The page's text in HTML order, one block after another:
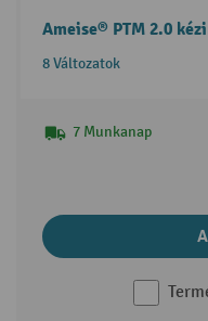
Ameise® PTM 2.0
8 Változatok
7 Munkanap